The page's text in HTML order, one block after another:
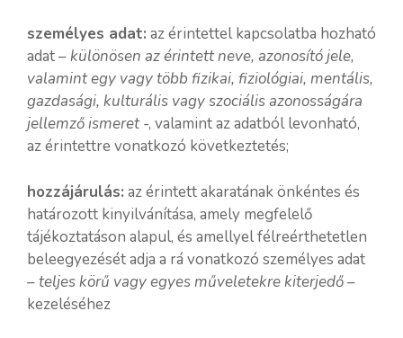
személyes adat: az érintettel kapcsolatba hozható
adat –különösen az érintett neve, azonosító jele,
valamint egy vagy több fizikai, fiziológiai, mentális,
gazdasági, kulturális vagy szociális azonosságára
jellemző ismeret-, valamint az adatból levonható,
az érintettre vonatkozó következtetés;
hozzájárulás: az érintett akaratának önkéntes és
határozott kinyilvánítása, amely megfelelő
tájékoztatáson alapul, és amellyel félreérthetetlen
beleegyezését adja a rá vonatkozó személyes adat
–teljes körű vagy egyes műveletekre kiterjedő–
kezeléséhez